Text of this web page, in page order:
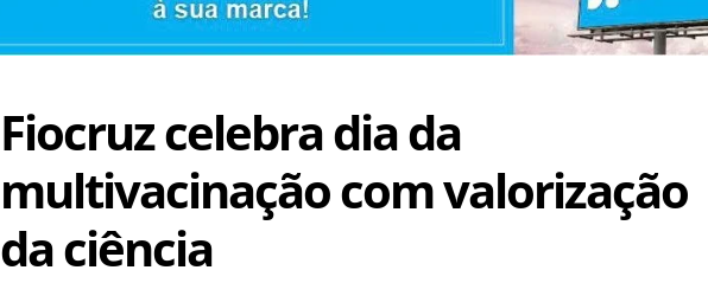
Fiocruz celebra dia da
multivacinação com valorização
da ciência